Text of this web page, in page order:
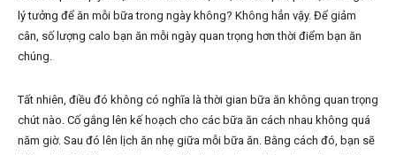
lý tưởng để ăn mỗi bữa trong ngày không? Không hẳn vậy. Để giảm
cân, số lượng calo bạn ăn mỗi ngày quan trọng hơn thời điểm bạn ăn
chúng.
Tất nhiên, điều đó không có nghĩa là thời gian bữa ăn không quan trọng
chút nào. Cố gắng lên kế hoạch cho các bữa ăn cách nhau không quá
năm giờ. Sau đó lên lịch ăn nhẹ giữa mỗi bữa ăn. Bằng cách đó, bạn sẽ